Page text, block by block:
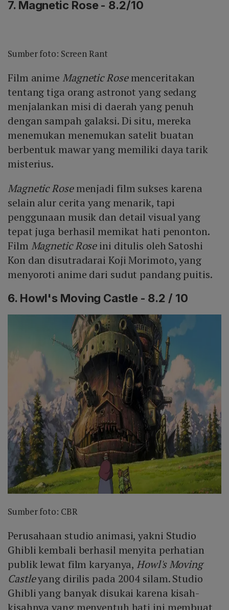
7. Magnetic Rose - 8.2/10
Sumber foto: Screen Rant
Film anime Magnetic Rosemenceritakan
tentang tiga orang astronot yang sedang
menjalankan misi di daerah yang penuh
dengan sampah galaksi. Di situ, mereka
menemukan menemukan satelit buatan
berbentuk mawar yang memiliki daya tarik
misterius.
Magnetic Rosemenjadi film sukses karena
selain alur cerita yang menarik, tapi
penggunaan musik dan detail visual yang
tepat juga berhasil memikat hati penonton.
Film Magnetic Roseini ditulis oleh Satoshi
Kon dan disutradarai Koji Morimoto, yang
menyoroti anime dari sudut pandang puitis.
6. Howl's Moving Castle - 8.2 / 10
Sumber foto: CBR
Perusahaan studio animasi, yakni Studio
Ghibli kembali berhasil menyita perhatian
publik lewat film karyanya, Howl's Moving
Castleyang dirilis pada 2004 silam. Studio
Ghibli yang banyak disukai karena kisah-